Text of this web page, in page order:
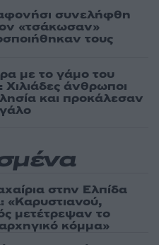
συνελήφθη
«τσάκωσαν»
τους
με το γάμο του
Χιλιάδες άνθρωποι
και προκάλεσαν
στην Ελπίδα
«Καρυστιανού,
μετέτρεψαν το
κόμμα»